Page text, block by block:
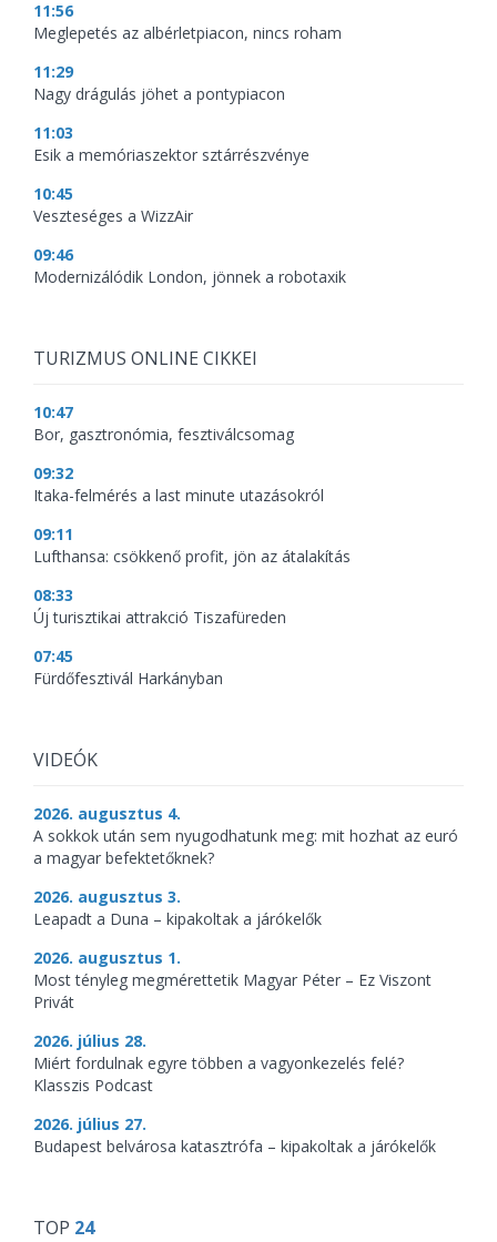
11:56
Meglepetés az albérletpiacon, nincs roham
11:29
Nagy drágulás jöhet a pontypiacon
11:03
Esik a memóriaszektor sztárrészvénye
10:45
Veszteséges a WizzAir
09:46
Modernizálódik London, jönnek a robotaxik
TURIZMUS ONLINE CIKKEI
10:47
Bor, gasztronómia, fesztiválcsomag
09:32
Itaka-felmérés a last minute utazásokról
09:11
Lufthansa: csökkenő profit, jön az átalakítás
08:33
Új turisztikai attrakció Tiszafüreden
07:45
Fürdőfesztivál Harkányban
VIDEÓK
2026. augusztus 4.
A sokkok után sem nyugodhatunk meg: mit hozhat az euró
a magyar befektetőknek?
2026. augusztus 3.
Leapadt a Duna – kipakoltak a járókelők
2026. augusztus 1.
Most tényleg megmérettetik Magyar Péter – Ez Viszont
Privát
2026. július 28.
Miért fordulnak egyre többen a vagyonkezelés felé?
Klasszis Podcast
2026. július 27.
Budapest belvárosa katasztrófa – kipakoltak a járókelők
TOP 24